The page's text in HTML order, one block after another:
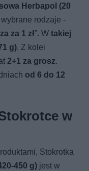
Herbapol (20
wybrane rodzaje -
za 1 zł”. Wtakiej
g). Z kolei
2+1 za grosz.
od 6 do 12
w
Stokrotka
450 g) jest w